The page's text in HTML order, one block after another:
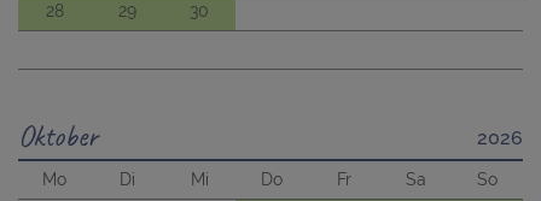
28
29 30
Oktober 2026
Mo Di Mi Do Fr Sa
So